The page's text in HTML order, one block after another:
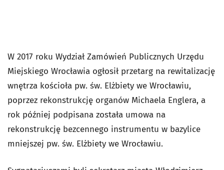
W 2017 roku Wydział Zamówień Publicznych Urzędu
Miejskiego Wrocławia ogłosił przetarg na rewitalizację
wnętrza kościoła pw. św. Elżbiety we Wrocławiu,
poprzez rekonstrukcję organów Michaela Englera, a
rok później podpisana została umowa na
rekonstrukcję bezcennego instrumentu w bazylice
mniejszej pw. św. Elżbiety we Wrocławiu.